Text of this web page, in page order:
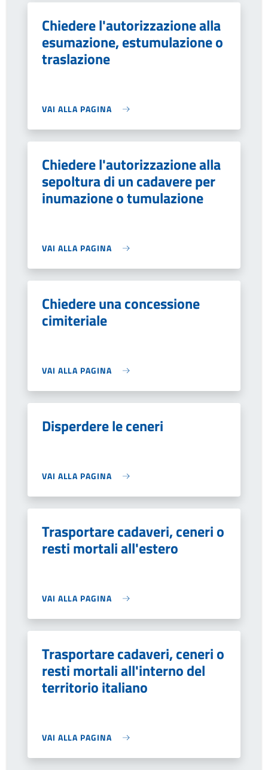
Chiedere l'autorizzazione alla
esumazione, estumulazione o
traslazione
VAI ALLA PAGINA
Chiedere l'autorizzazione alla
sepoltura di un cadavere per
inumazione o tumulazione
VAI ALLA PAGINA
Chiedere una concessione
cimiteriale
VAI ALLA PAGINA
Disperdere le ceneri
VAI ALLA PAGINA
Trasportare cadaveri, ceneri o
resti mortali all'estero
VAI ALLA PAGINA
Trasportare cadaveri, ceneri o
resti mortali all'interno del
territorio italiano
VAI ALLA PAGINA